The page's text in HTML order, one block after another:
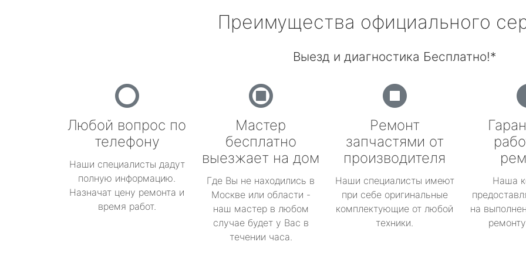
Преимущества официального
Выезд и диагностика Бесплатно!*
Любой вопрос по
телефону
Наши специалисты дадут
полную информацию.
Назначат цену ремонта и
время работ.
Мастер
бесплатно
выезжает на дом
Где Вы не находились в
Москве или области -
наш мастер в любом
случае будет у Вас в
течении часа.
Ремонт
запчастями от
производителя
Наши специалисты имеют
при себе оригинальные
комплектующие от любой
техники.
Наша
на